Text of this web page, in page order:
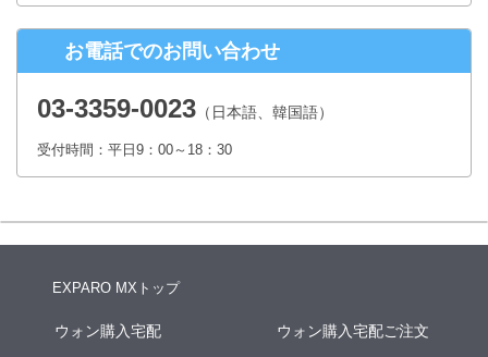
（受付時間は、平日9時～17時30分 但し、年末年始、夏季休暇は除き
ます。）
個人情報を入力するにあたっての注意事項
回答ができない場合がございます。
本人が容易に認識できない方法による個人情報の取得
クッキーやWebビーコン等を用いるなどして、本人が容易に認識でき
お電話でのお問い合わせ
03-3359-0023 （日本語、韓国語）
受付時間：平日9：00～18：30
EXPARO MXトップ
ウォン購入宅配 ウォン購入宅配ご注文